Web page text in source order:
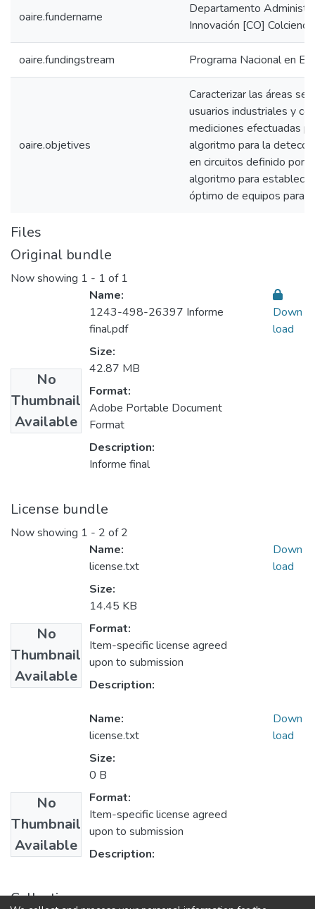
oaire.fundername
Departamento
Innovación [CO]
oaire.fundingstream Programa Nacional en
oaire.objetives
Caracterizar las áreas
usuarios industriales y
mediciones efectuadas
algoritmo para la
en circuitos definido por
algoritmo para
óptimo de equipos para
Files
Original bundle
Now showing 1 - 1 of 1
No
Thumbnail
Available
Name:
1243-498-26397 Informe
final.pdf
Size:
42.87 MB
Format:
Adobe Portable Document
Format
Description:
Informe final
Down
load
License bundle
Now showing 1 - 2 of 2
No
Thumbnail
Available
Name:
license.txt
Size:
14.45 KB
Format:
Item-specific license agreed
upon to submission
Description:
Down
load
No
Thumbnail
Available
Name:
license.txt
Size:
0 B
Format:
Item-specific license agreed
upon to submission
Description:
Down
load
Collections